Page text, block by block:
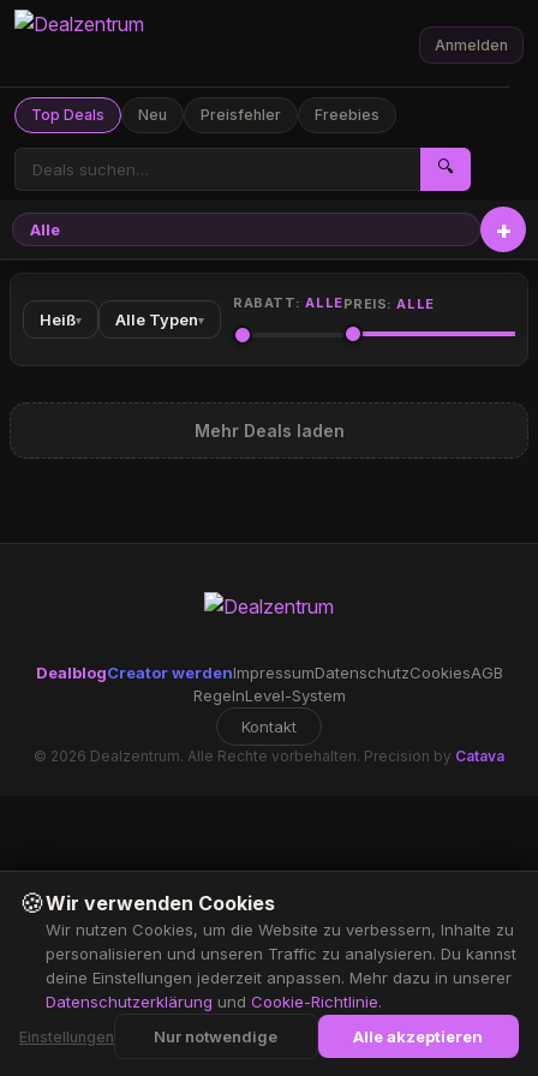
Top Deals Neu Preisfehler Freebies
🔍
Anmelden
Alle
Heiß▾ Alle Typen▾
RABATT:ALLEPREIS:ALLE
Mehr Deals laden
DealblogCreator werdenImpressumDatenschutzCookiesAGB
RegelnLevel-System
Kontakt
© 2026 Dealzentrum. Alle Rechte vorbehalten. Precision by Catava
🍪Wir verwenden Cookies
Wir nutzen Cookies, um die Website zu verbessern, Inhalte zu
personalisieren und unseren Traffic zu analysieren. Du kannst
deine Einstellungen jederzeit anpassen. Mehr dazu in unserer
Datenschutzerklärung und Cookie-Richtlinie.
Einstellungen Nur notwendige Alle akzeptieren